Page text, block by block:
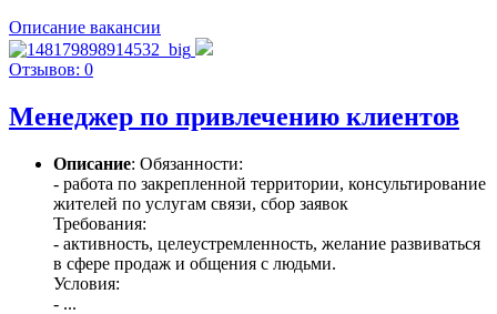
Описание вакансии
Отзывов: 0
Менеджер по привлечению клиентов
Описание: Обязанности:
- работа по закрепленной территории, консультирование
жителей по услугам связи, сбор заявок
Требования:
- активность, целеустремленность, желание развиваться
в сфере продаж и общения с людьми.
Условия:
- ...